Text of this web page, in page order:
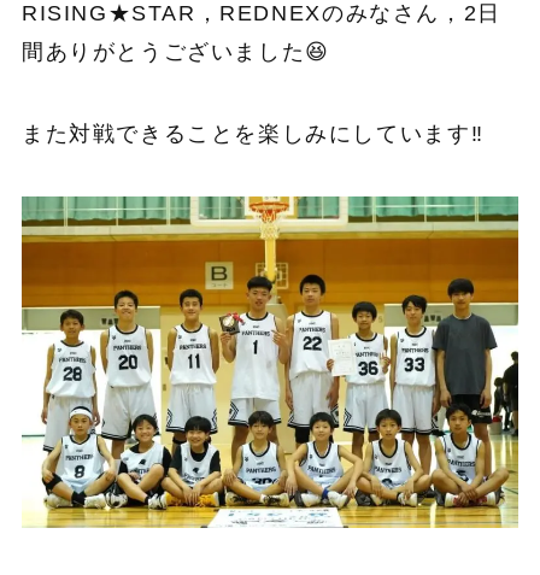
RISING★STAR，REDNEXのみなさん，2日
間ありがとうございました😆
また対戦できることを楽しみにしています‼︎